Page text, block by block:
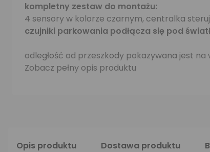
kompletny zestaw do montażu:
4 sensory w kolorze czarnym, centralka
czujniki parkowania podłącza się pod
odległość od przeszkody pokazywana jest
Zobacz pełny opis produktu
Opis produktu Dostawa produktu